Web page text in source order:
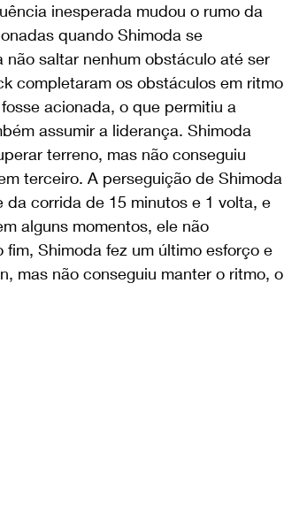
inesperada mudou o rumo da
quando Shimoda se
saltar nenhum obstáculo até ser
completaram os obstáculos em ritmo
acionada, o que permitiu a
assumir a liderança. Shimoda
terreno, mas não conseguiu
terceiro. A perseguição de Shimoda
corrida de 15 minutos e 1 volta, e
alguns momentos, ele não
Shimoda fez um último esforço e
mas não conseguiu manter o ritmo, o